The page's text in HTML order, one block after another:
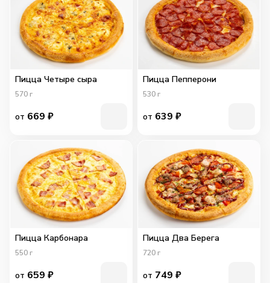
Пицца Четыре сыра
570 г
от 669 ₽
Пицца Пепперони
530 г
от 639 ₽
Пицца Карбонара
550 г
от 659 ₽
Пицца Два Берега
720 г
от 749 ₽